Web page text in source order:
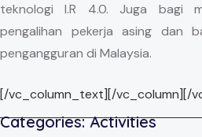
teknologi I.R 4.0. Juga bagi
pengalihan pekerja asing dan
pengangguran di Malaysia.
[/vc_column_text][/vc_column][/
Categories:Activities